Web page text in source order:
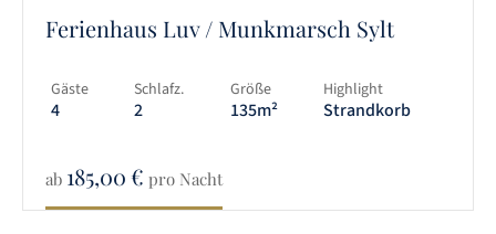
Ferienhaus Luv / Munkmarsch Sylt
Gäste
4
Schlafz.
2
Größe
135m²
Highlight
Strandkorb
ab 185,00€ pro Nacht